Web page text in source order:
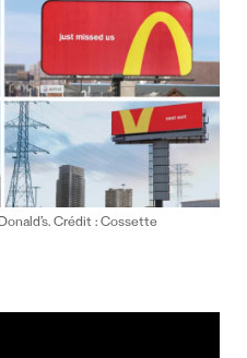
Crédit : Cossette